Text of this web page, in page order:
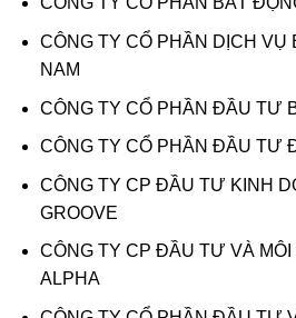
CÔNG TY CỔ PHẦN DỊCH VỤ
NAM
CÔNG TY CỔ PHẦN ĐẦU TƯ
CÔNG TY CỔ PHẦN ĐẦU TƯ
CÔNG TY CP ĐẦU TƯ KINH
GROOVE
CÔNG TY CP ĐẦU TƯ VÀ
ALPHA